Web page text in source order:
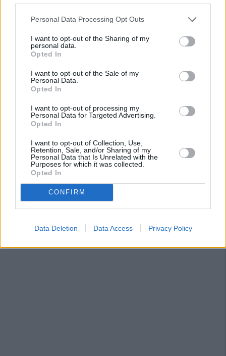
Personal Data Processing Opt Outs
I want to opt-out of the Sharing of my
personal data.
Opted In
I want to opt-out of the Sale of my
Personal Data.
Opted In
I want to opt-out of processing my
Personal Data for Targeted Advertising.
Opted In
I want to opt-out of Collection, Use,
Retention, Sale, and/or Sharing of my
Personal Data that Is Unrelated with the
Purposes for which it was collected.
Opted In
CONFIRM
Data Deletion Data Access Privacy Policy